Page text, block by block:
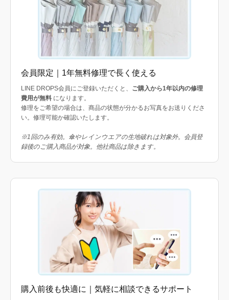
会員限定｜1年無料修理で長く使える
LINE DROPS会員にご登録いただくと、 ご購入から1年以内の修理
費用が無料 になります。
修理をご希望の場合は、商品の状態が分かるお写真をお送りくださ
い。修理可能か確認いたします。
※1回のみ有効。傘やレインウエアの生地破れは対象外。会員登
録後のご購入商品が対象。他社商品は除きます。
購入前後も快適に｜気軽に相談できるサポート